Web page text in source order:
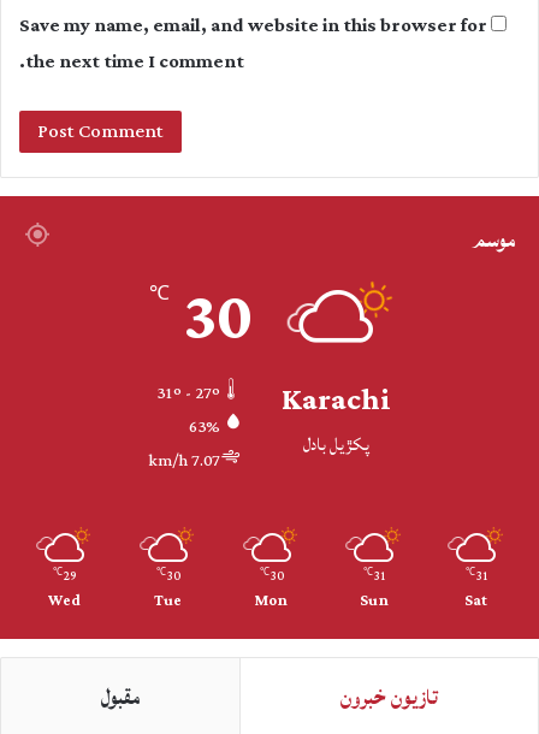
Save my name, email, and website in this browser for
the next time I comment.
موسم
Karachi
پکڙيل بادل
30
℃
63%
7.07 km/h
31
℃
Sat
31
℃
Sun
30
℃
Mon
30
℃
Tue
29
℃
Wed
تازيون خبرون مقبول